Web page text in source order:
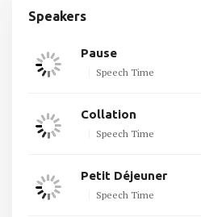
Speakers
Pause
Speech Time
Collation
Speech Time
Petit Déjeuner
Speech Time